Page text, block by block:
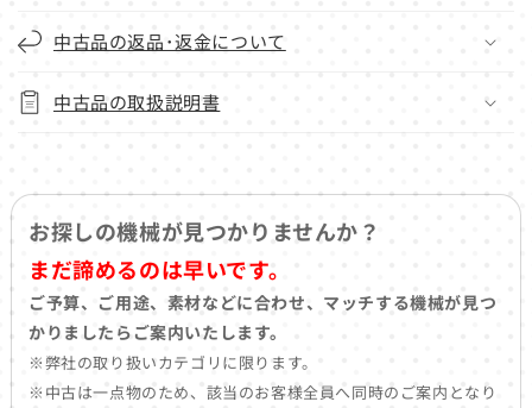
中古品の返品･返金について
中古品の取扱説明書
お探しの機械が見つかりませんか？
まだ諦めるのは早いです。
ご予算、ご用途、素材などに合わせ、マッチする機械が見つ
かりましたらご案内いたします。
※弊社の取り扱いカテゴリに限ります。
※中古は一点物のため、該当のお客様全員へ同時のご案内となり